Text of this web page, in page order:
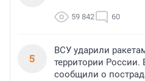
59 842 60
5
ВСУ ударили
территории России.
сообщили о